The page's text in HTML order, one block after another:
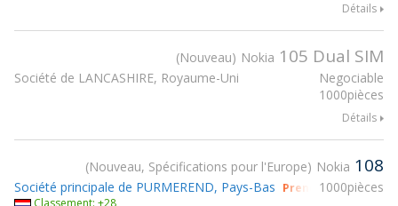
Détails
Nouveau Nokia 105 Dual SIM
Negociable
1000pièces
Société de LANCASHIRE, Royaume-Uni
Détails
Nouveau, Spécifications pour l'Europe Nokia 108
1000pièces
Société principale de PURMEREND, Pays-Bas Prendre part à
Classement: +28